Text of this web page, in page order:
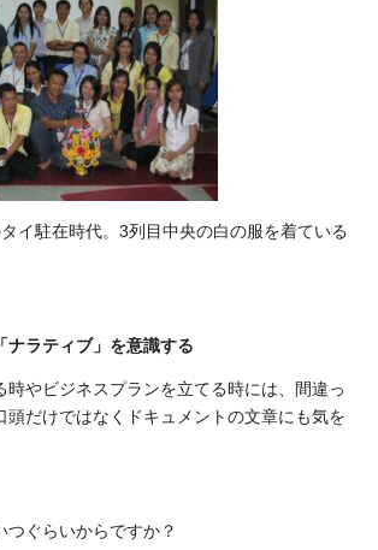
イ駐在時代。3列目中央の白の服を着ている
ラティブ」を意識する
時やビジネスプランを立てる時には、間違っ
頭だけではなくドキュメントの文章にも気を
つぐらいからですか？